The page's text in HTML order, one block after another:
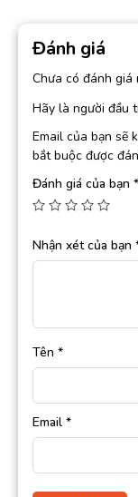
Đánh giá
Chưa có đánh giá
Hãy là người đầu
Email của bạn sẽ
bắt buộc được
Đánh giá của bạn *
Nhận xét của bạn
Tên *
Email *